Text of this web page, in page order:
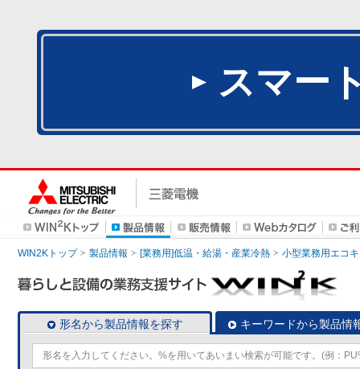
スマー
WIN2Kトップ 製品情報 [業務用]低温・給湯・産業冷熱 小型業務用エコ
形名から製品情報を探す キーワードから製品情